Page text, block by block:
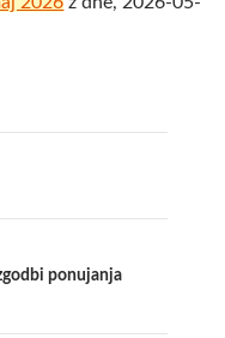
ponujanja